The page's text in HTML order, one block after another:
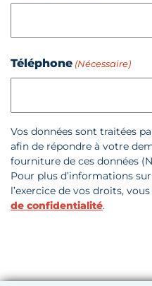
Téléphone (Nécessaire)
Vos données sont traitées
afin de répondre à votre
fourniture de ces données
Pour plus d’informations
l’exercice de vos droits,
de confidentialité.